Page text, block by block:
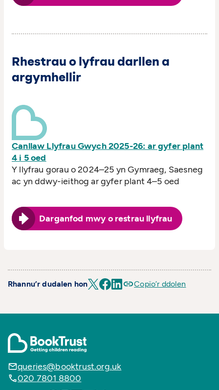
Rhestrau o lyfrau darllen a
argymhellir
Canllaw Llyfrau Gwych 2025-26: ar gyfer plant
4 i 5 oed
Y llyfrau gorau o 2024–25 yn Gymraeg, Saesneg
ac yn ddwy-ieithog ar gyfer plant 4–5 oed
Darganfod mwy o restrau llyfrau
Rhannu’r dudalen hon Copïo’r ddolen
queries@booktrust.org.uk
020 7801 8800